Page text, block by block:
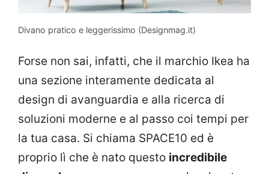
Divano pratico e leggerissimo (Designmag.it)
Forse non sai, infatti, che il marchio Ikea ha
una sezione interamente dedicata al
design di avanguardia e alla ricerca di
soluzioni moderne e al passo coi tempi per
la tua casa. Si chiama SPACE10 ed è
proprio lì che è nato questo incredibile